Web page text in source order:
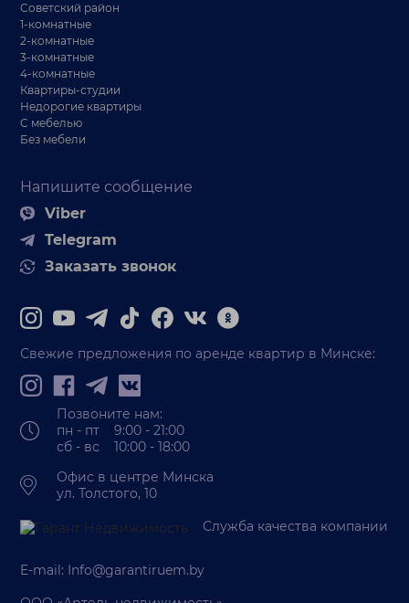
Напишите сообщение
Viber
Telegram
Заказать звонок
Советский район
1-комнатные
2-комнатные
3-комнатные
4-комнатные
Квартиры-студии
Недорогие квартиры
С мебелью
Без мебели
Свежие предложения по аренде квартир в Минске:
Позвоните нам:
пн - пт 9:00 - 21:00
сб - вс 10:00 - 18:00
Офис в центре Минска
ул. Толстого, 10
Служба качества компании
E-mail: Info@garantiruem.by